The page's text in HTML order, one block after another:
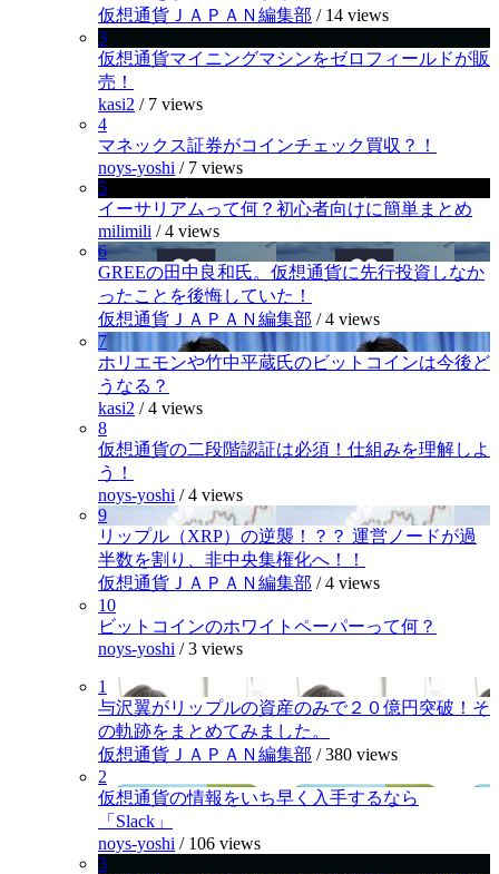
仮想通貨ＪＡＰＡＮ編集部 / 14 views
3
仮想通貨マイニングマシンをゼロフィールドが販
売！
kasi2 / 7 views
4
マネックス証券がコインチェック買収？！
noys-yoshi / 7 views
5
イーサリアムって何？初心者向けに簡単まとめ
milimili /4 views
6
GREEの田中良和氏。仮想通貨に先行投資しなか
ったことを後悔していた！
仮想通貨ＪＡＰＡＮ編集部 /4 views
7
ホリエモンや竹中平蔵氏のビットコインは今後ど
うなる？
kasi2 /4 views
8
仮想通貨の二段階認証は必須！仕組みを理解しよ
う！
noys-yoshi /4 views
9
リップル（XRP）の逆襲！？？ 運営ノードが過
半数を割り、非中央集権化へ！！
仮想通貨ＪＡＰＡＮ編集部 /4 views
10
ビットコインのホワイトペーパーって何？
noys-yoshi /3 views
1
与沢翼がリップルの資産のみで２０億円突破！そ
の軌跡をまとめてみました。
仮想通貨ＪＡＰＡＮ編集部 /380 views
2
仮想通貨の情報をいち早く入手するなら
「Slack」
noys-yoshi / 106 views
3